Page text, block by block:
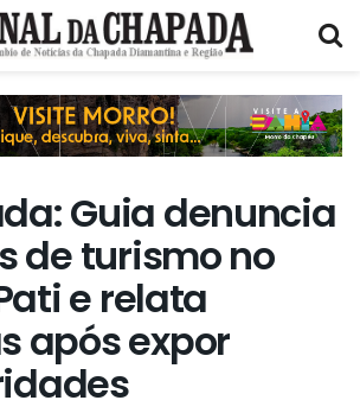
Guia denuncia
de turismo no
e relata
após expor